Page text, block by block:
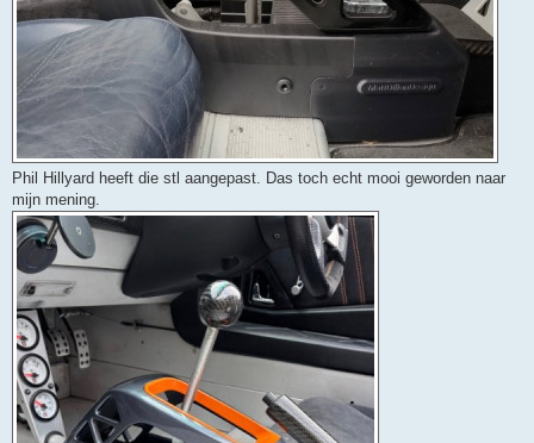
Phil Hillyard heeft die stl aangepast. Das toch echt mooi geworden naar
mijn mening.